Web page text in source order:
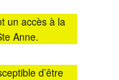
un accès à la
Anne.
d’être